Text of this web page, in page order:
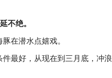
不绝。
在潜水点嬉戏。
最好，从现在到三月底，冲